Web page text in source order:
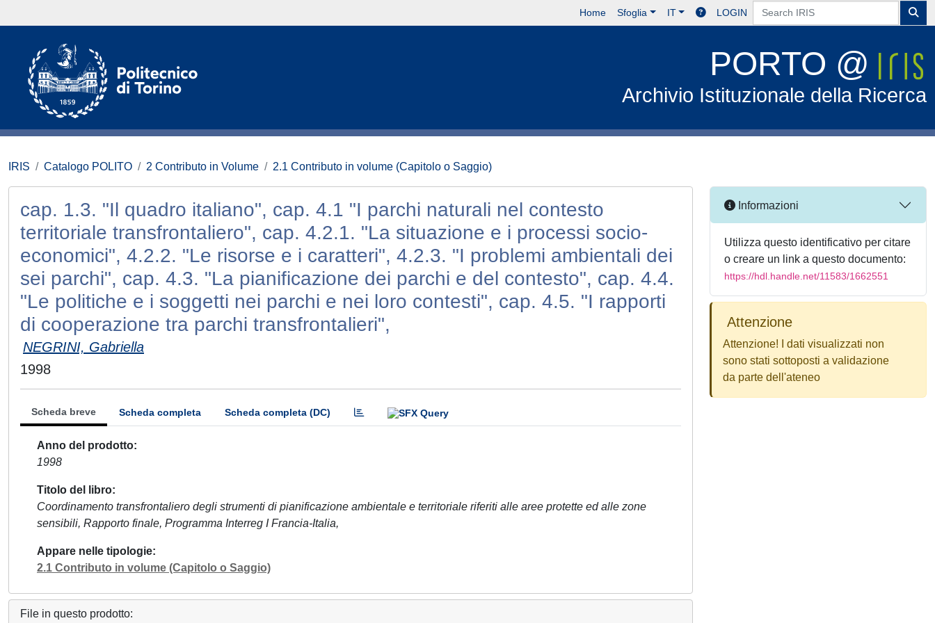
Home Sfoglia IT LOGIN
PORTO @
Archivio Istituzionale della Ricerca
IRIS Catalogo POLITO 2 Contributo in Volume 2.1 Contributo in volume (Capitolo o Saggio)
cap. 1.3. "Il quadro italiano", cap. 4.1 "I parchi naturali nel contesto
territoriale transfrontaliero", cap. 4.2.1. "La situazione e i processi socio-
economici", 4.2.2. "Le risorse e i caratteri", 4.2.3. "I problemi ambientali dei
sei parchi", cap. 4.3. "La pianificazione dei parchi e del contesto", cap. 4.4.
"Le politiche e i soggetti nei parchi e nei loro contesti", cap. 4.5. "I rapporti
di cooperazione tra parchi transfrontalieri",
NEGRINI, Gabriella
1998
Scheda breve Scheda completa Scheda completa (DC)
Anno del prodotto
1998
Titolo del libro
Coordinamento transfrontaliero degli strumenti di pianificazione ambientale e territoriale riferiti alle aree protette ed alle zone
sensibili, Rapporto finale, Programma Interreg I Francia-Italia,
Appare nelle tipologie
2.1 Contributo in volume (Capitolo o Saggio)
File in questo prodotto:
Informazioni
Utilizza questo identificativo per citare
o creare un link a questo documento:
https://hdl.handle.net/11583/1662551
Attenzione
Attenzione! I dati visualizzati non
sono stati sottoposti a validazione
da parte dell'ateneo